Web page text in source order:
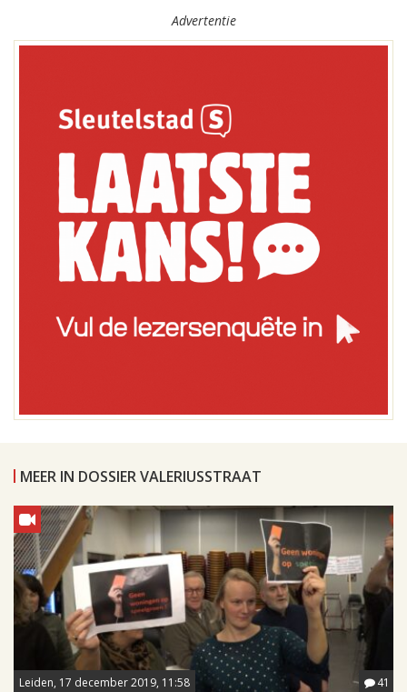
Advertentie
MEER IN DOSSIER VALERIUSSTRAAT
Leiden, 17 december 2019, 11:58 41